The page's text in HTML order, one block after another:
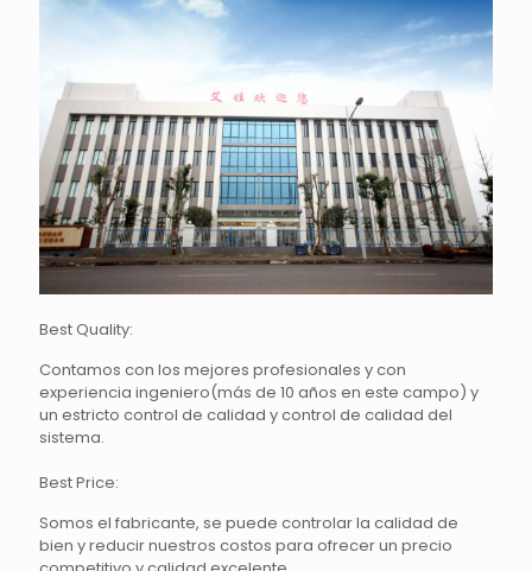
Best Quality:
Contamos con los mejores profesionales y con
experiencia ingeniero(más de 10 años en este campo) y
un estricto control de calidad y control de calidad del
sistema.
Best Price:
Somos el fabricante, se puede controlar la calidad de
bien y reducir nuestros costos para ofrecer un precio